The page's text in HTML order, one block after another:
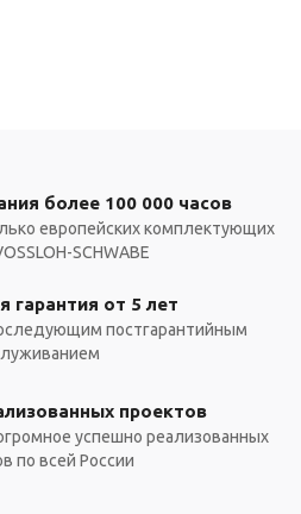
более 100 000 часов
европейских комплектующих
SCHWABE
гарантия от 5 лет
постгарантийным
проектов
успешно реализованных
по всей России